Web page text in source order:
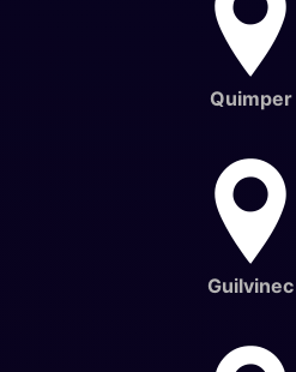
Quimper
Guilvinec